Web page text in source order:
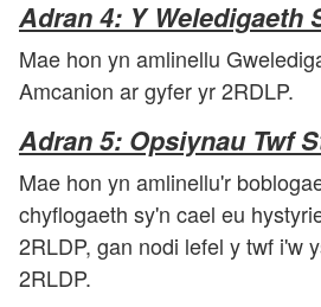
Adran 4: Y Weledigaeth
Mae hon yn amlinellu
Amcanion ar gyfer yr 2RDLP.
Adran 5: Opsiynau Twf
Mae hon yn amlinellu'r
chyflogaeth sy'n cael eu
2RLDP, gan nodi lefel y twf i'w
2RLDP.